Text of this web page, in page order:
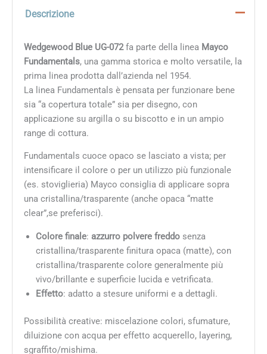
Descrizione
Wedgewood Blue UG-072fa parte della linea Mayco
Fundamentals, una gamma storica e molto versatile, la
prima linea prodotta dall’azienda nel 1954.
La linea Fundamentals è pensata per funzionare bene
sia “a copertura totale” sia per disegno, con
applicazione su argilla o su biscotto e in un ampio
range di cottura.
Fundamentals cuoce opaco se lasciato a vista; per
intensificare il colore o per un utilizzo più funzionale
(es. stoviglieria) Mayco consiglia di applicare sopra
una cristallina/trasparente (anche opaca “matte
clear”,se preferisci).
Colore finale: azzurro polvere freddo senza
cristallina/trasparente finitura opaca (matte), con
cristallina/trasparente colore generalmente più
vivo/brillante e superficie lucida e vetrificata.
Effetto: adatto a stesure uniformi e a dettagli.
Possibilità creative: miscelazione colori, sfumature,
diluizione con acqua per effetto acquerello, layering,
sgraffito/mishima.